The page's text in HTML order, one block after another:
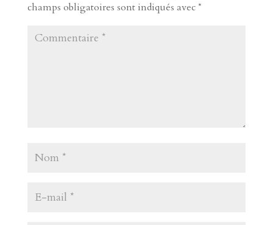
champs obligatoires sont indiqués avec*